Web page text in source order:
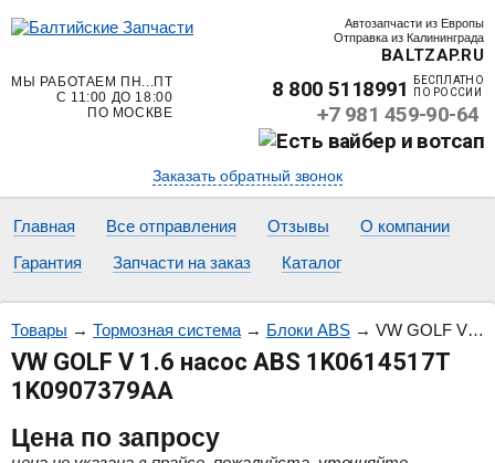
Автозапчасти из Европы
Отправка из Калининграда
BALTZAP.RU
МЫ РАБОТАЕМ ПН...ПТ
С 11:00 ДО 18:00
ПО МОСКВЕ
8 800 5118991
БЕСПЛАТНО
ПО РОССИИ
+7 981 459-90-64
Заказать обратный звонок
Главная Все отправления Отзывы
О компании
Гарантия
Запчасти на заказ Каталог
Товары → Тормозная система→ Блоки ABS → VW GOLF V 1.6 насос ABS 1K0614517T 1K0907379AA
VW GOLF V 1.6 насос ABS 1K0614517T
1K0907379AA
Цена по запросу